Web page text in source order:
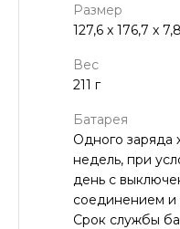
Размер
127,6 x 176,7 x
Вес
211 г
Батарея
Одного заряда
недель, при
день с
соединением и
Срок службы